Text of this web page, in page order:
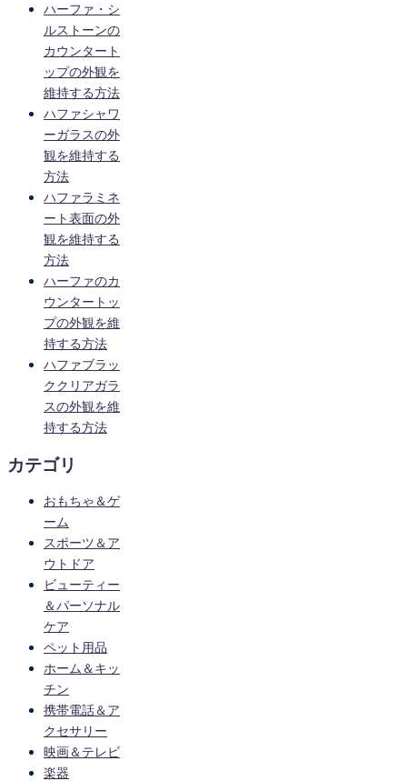
ハーファ・シ
ルストーンの
カウンタート
ップの外観を
維持する方法
ハファシャワ
ーガラスの外
観を維持する
方法
ハファラミネ
ート表面の外
観を維持する
方法
ハーファのカ
ウンタートッ
プの外観を維
持する方法
ハファブラッ
ククリアガラ
スの外観を維
持する方法
カテゴリ
おもちゃ＆ゲ
ーム
スポーツ＆ア
ウトドア
ビューティー
＆パーソナル
ケア
ペット用品
ホーム＆キッ
チン
携帯電話＆ア
クセサリー
映画＆テレビ
楽器